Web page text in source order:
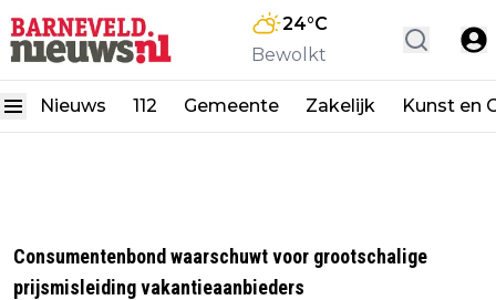
24°C
Bewolkt
Nieuws 112 Gemeente Zakelijk Kunst en
Consumentenbond waarschuwt voor grootschalige
prijsmisleiding vakantieaanbieders